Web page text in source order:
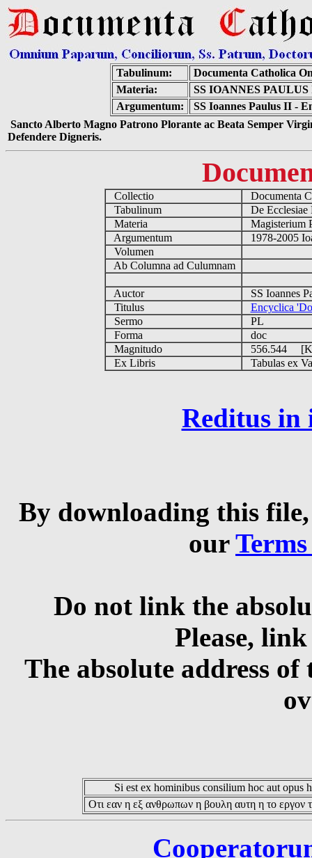
Tabulinum:
Documenta Catholica
Materia:
SS IOANNES
Argumentum:
SS Ioannes Paulus II -
Sancto Alberto Magno Patrono Plorante ac Beata Semper
Defendere Digneris.
Collectio
Documenta
Tabulinum
De
Materia
Magisterium
Argumentum
1978-2005
Volumen
Ab Columna ad Culumnam
Auctor
SS Ioannes
Titulus
Encyclica
Sermo
PL
Forma
doc
Magnitudo
556.544
Ex Libris
Tabulas ex
Reditus in
By downloading this
our
Do not link the
Please,
The absolute address
Si est ex hominibus consilium hoc aut opus
Οτι εαν η εξ ανθρωπων η βουλη αυτη η το εργον